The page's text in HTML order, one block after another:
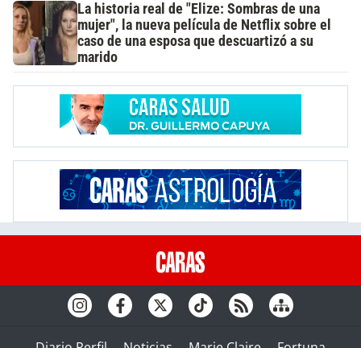
La historia real de "Elize: Sombras de una
mujer", la nueva película de Netflix sobre el
caso de una esposa que descuartizó a su
marido